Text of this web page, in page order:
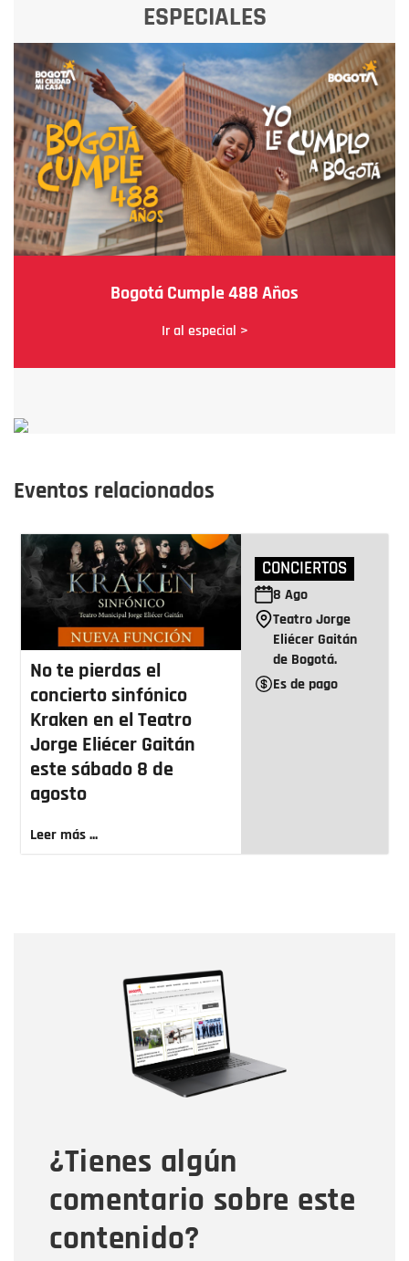
ESPECIALES
Bogotá Cumple 488 Años
Ir al especial >
Eventos relacionados
No te pierdas el
concierto sinfónico
Kraken en el Teatro
Jorge Eliécer Gaitán
este sábado 8 de
agosto
Leer más ...
CONCIERTOS
8 Ago
Teatro Jorge
Eliécer Gaitán
de Bogotá.
Es de pago
¿Tienes algún
comentario sobre este
contenido?
Correo electrónico
Tipo de comentario
Mensaje